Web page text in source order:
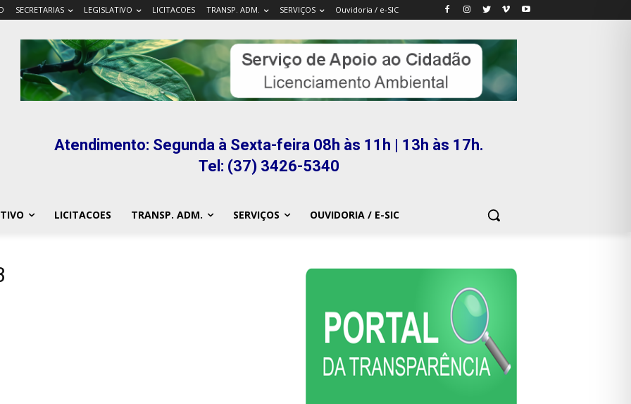
SECRETARIAS LEGISLATIVO LICITACOES TRANSP. ADM. SERVIÇOS Ouvidoria / e-SIC
Atendimento: Segunda à Sexta-feira 08h às 11h | 13h às 17h.
Tel: (37) 3426-5340
LICITACOES TRANSP. ADM. SERVIÇOS OUVIDORIA / E-SIC